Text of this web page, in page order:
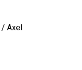
/ Axel